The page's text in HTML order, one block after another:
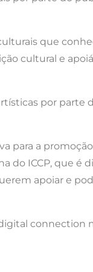
que
cultural e
por parte
para a
do ICCP, que é
apoiar e
connection